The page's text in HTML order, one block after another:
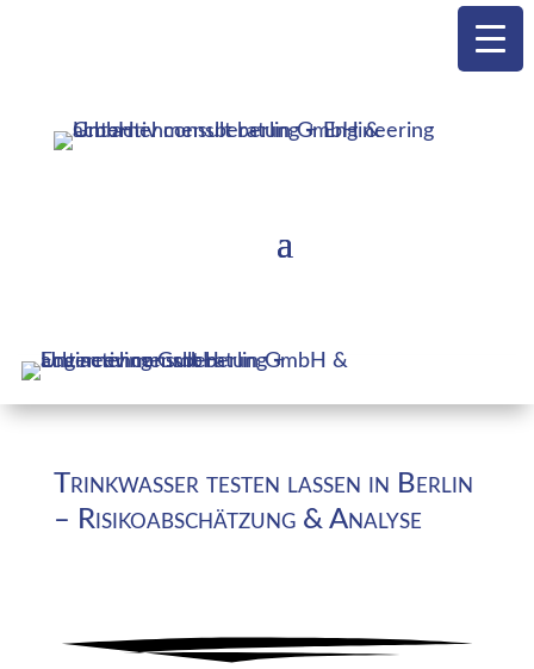
Trinkwasser testen lassen in Berlin
– Risikoabschätzung & Analyse